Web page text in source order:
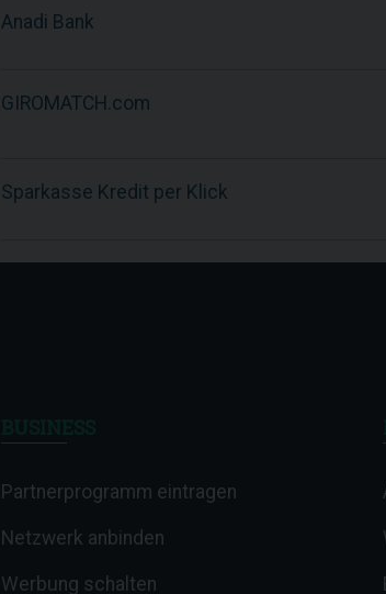
Anadi Bank
GIROMATCH.com
Sparkasse Kredit per Klick
Partnerprogramm eintragen
Netzwerk anbinden
Werbung schalten